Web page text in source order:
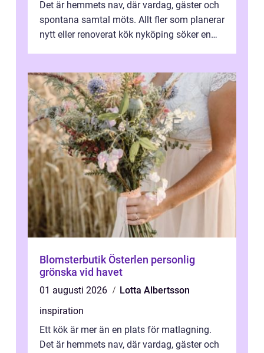
Det är hemmets nav, där vardag, gäster och
spontana samtal möts. Allt fler som planerar
nytt eller renoverat kök nyköping söker en
Blomsterbutik Österlen personlig
grönska vid havet
01 augusti 2026
Lotta Albertsson
inspiration
Ett kök är mer än en plats för matlagning.
Det är hemmets nav, där vardag, gäster och